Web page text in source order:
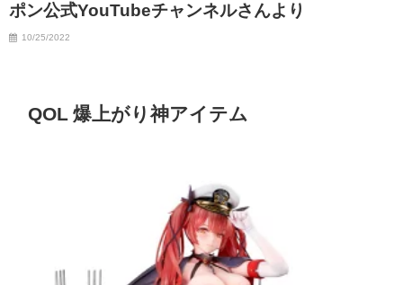
ポン公式YouTubeチャンネルさんより
10/25/2022
QOL 爆上がり神アイテム